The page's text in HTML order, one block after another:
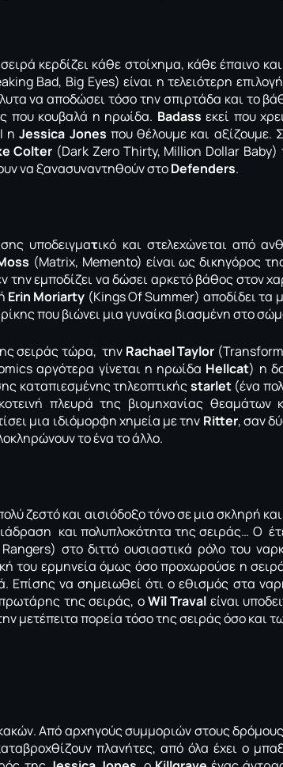
κερδίζει κάθε στοίχημα, κάθε έπαινο
Bad, Big Eyes) είναι η τελειότερη
να αποδώσει τόσο την σπιρτάδα και το
που κουβαλά η ηρωίδα. Badass εκεί που
ηJessica Jones που θέλουμε και αξίζουμε.
Colter (Dark Zero Thirty, Million Dollar Baby)
να ξανασυναντηθούν στοDefenders.
υποδειγματικό και στελεχώνεται από
(Matrix, Memento) είναι ως δικηγόρος
την εμποδίζει να δώσει αρκετό βάθος στον
Erin Moriarty (Kings Of Summer) αποδίδει τα
που βιώνει μια γυναίκα βιασμένη στο
σειράς τώρα, την Rachael Taylor
αργότερα γίνεται η ηρωίδα Hellcat) η
καταπιεσμένης τηλεοπτικήςstarlet(ένα
πλευρά της βιομηχανίας θεαμάτων
μια ιδιόμορφη χημεία με την Ritter, σαν
το ένα το άλλο.
ζεστό και αισιόδοξο τόνο σε μια σκληρή
και πολυπλοκότητα της σειράς… Ο
στο διττό ουσιαστικά ρόλο του
του ερμηνεία όμως όσο προχωρούσε η σειρά
Επίσης να σημειωθεί ότι ο εθισμός στα
της σειράς, οWil Traval είναι
μετέπειτα πορεία τόσο της σειράς όσο και
Από αρχηγούς συμμοριών στους
πλανήτες, από όλα έχει ο